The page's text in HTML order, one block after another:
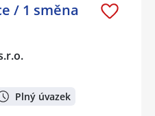
/ 1 směna
Plný úvazek